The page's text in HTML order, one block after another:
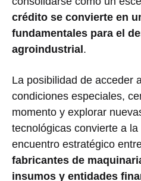
crédito se convierte en
fundamentales para el
agroindustrial.
La posibilidad de acceder
condiciones especiales,
momento y explorar
tecnológicas convierte a
encuentro estratégico
fabricantes de
insumos y entidades